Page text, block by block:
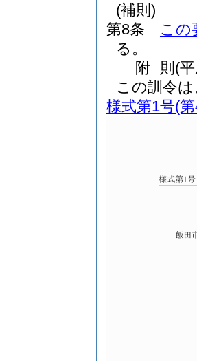
(補則)
第8条
この
る。
附 則 (
この訓令
様式第1号(